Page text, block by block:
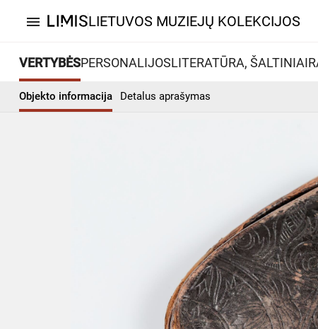
menu LIETUVOS MUZIEJŲ KOLEKCIJOS
VERTYBĖSPERSONALIJOSLITERATŪRA, ŠALTINIAI
Objekto informacija Detalus aprašymas